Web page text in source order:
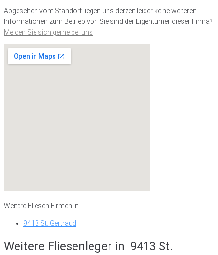
Abgesehen vom Standort liegen uns derzeit leider keine weiteren
Informationen zum Betrieb vor. Sie sind der Eigentümer dieser Firma?
Melden Sie sich gerne bei uns
Weitere Fliesen Firmen in
9413 St. Gertraud
Weitere Fliesenleger in 9413 St.